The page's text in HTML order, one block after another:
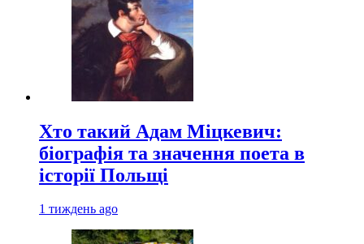
Хто такий Адам Міцкевич:
біографія та значення поета в
історії Польщі
1 тиждень ago